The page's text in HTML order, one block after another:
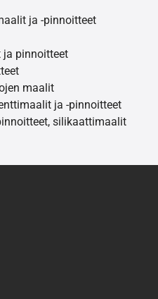
ja -pinnoitteet
ja pinnoitteet
maalit
ja -pinnoitteet
silikaattimaalit